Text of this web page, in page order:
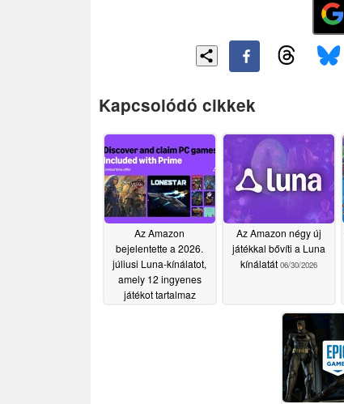
Kapcsolódó cikkek
Az Amazon
bejelentette a 2026.
júliusi Luna-kínálatot,
amely 12 ingyenes
játékot tartalmaz
Az Amazon négy új
játékkal bővíti a Luna
kínálatát 06/30/2026